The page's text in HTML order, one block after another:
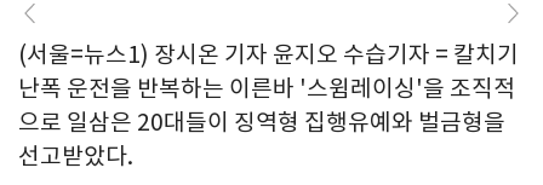
(서울=뉴스1) 장시온 기자 윤지오 수습기자 = 칼치기
난폭 운전을 반복하는 이른바 '스윔레이싱'을 조직적
으로 일삼은 20대들이 징역형 집행유예와 벌금형을
선고받았다.